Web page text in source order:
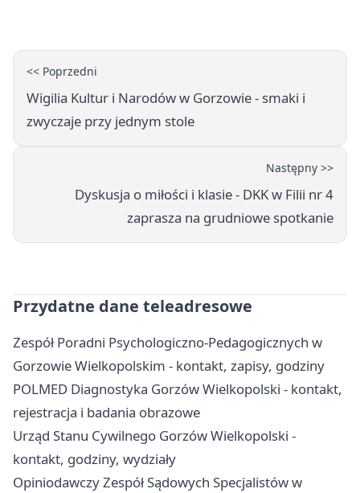
<< Poprzedni
Wigilia Kultur i Narodów w Gorzowie - smaki i
zwyczaje przy jednym stole
Następny >>
Dyskusja o miłości i klasie - DKK w Filii nr 4
zaprasza na grudniowe spotkanie
Przydatne dane teleadresowe
Zespół Poradni Psychologiczno-Pedagogicznych w
Gorzowie Wielkopolskim - kontakt, zapisy, godziny
POLMED Diagnostyka Gorzów Wielkopolski - kontakt,
rejestracja i badania obrazowe
Urząd Stanu Cywilnego Gorzów Wielkopolski -
kontakt, godziny, wydziały
Opiniodawczy Zespół Sądowych Specjalistów w